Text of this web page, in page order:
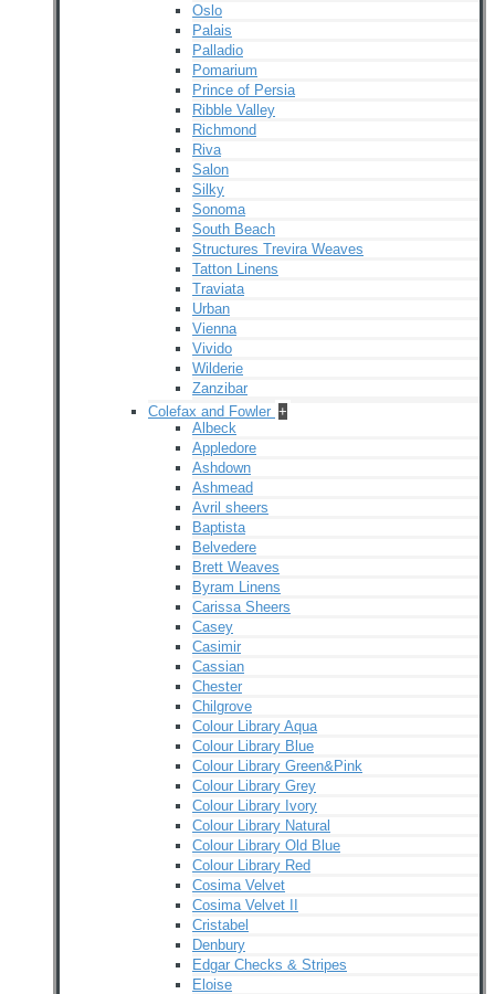
Oslo
Palais
Palladio
Pomarium
Prince of Persia
Ribble Valley
Richmond
Riva
Salon
Silky
Sonoma
South Beach
Structures Trevira Weaves
Tatton Linens
Traviata
Urban
Vienna
Vivido
Wilderie
Zanzibar
Colefax and Fowler +
Albeck
Appledore
Ashdown
Ashmead
Avril sheers
Baptista
Belvedere
Brett Weaves
Byram Linens
Carissa Sheers
Casey
Casimir
Cassian
Chester
Chilgrove
Colour Library Aqua
Colour Library Blue
Colour Library Green&Pink
Colour Library Grey
Colour Library Ivory
Colour Library Natural
Colour Library Old Blue
Colour Library Red
Cosima Velvet
Cosima Velvet II
Cristabel
Denbury
Edgar Checks & Stripes
Eloise